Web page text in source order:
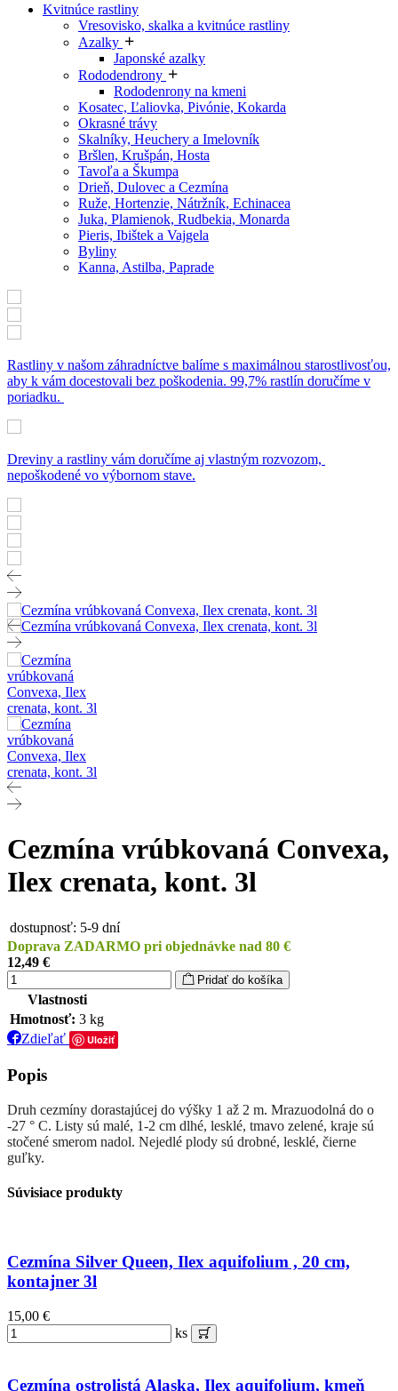
Kvitnúce rastliny
Vresovisko, skalka a kvitnúce rastliny
Azalky
Japonské azalky
Rododendrony
Rododenrony na kmeni
Kosatec, Ľaliovka, Pivónie, Kokarda
Okrasné trávy
Skalníky, Heuchery a Imelovník
Bršlen, Krušpán, Hosta
Tavoľa a Škumpa
Drieň, Dulovec a Cezmína
Ruže, Hortenzie, Nátržník, Echinacea
Juka, Plamienok, Rudbekia, Monarda
Pieris, Ibištek a Vajgela
Byliny
Kanna, Astilba, Paprade
Rastliny v našom záhradníctve balíme s maximálnou starostlivosťou,
aby k vám docestovali bez poškodenia. 99,7% rastlín doručíme v
poriadku.
Dreviny a rastliny vám doručíme aj vlastným rozvozom,
nepoškodené vo výbornom stave.
Cezmína vrúbkovaná Convexa,
Ilex crenata, kont. 3l
dostupnosť: 5-9 dní
Doprava ZADARMO pri objednávke nad 80 €
12,49 €
Pridať do košíka
Vlastnosti
Hmotnosť: 3 kg
Zdieľať
Uložiť
Popis
Druh cezmíny dorastajúcej do výšky 1 až 2 m. Mrazuodolná do o
-27 ° C. Listy sú malé, 1-2 cm dlhé, lesklé, tmavo zelené, kraje sú
stočené smerom nadol. Nejedlé plody sú drobné, lesklé, čierne
guľky.
Súvisiace produkty
Cezmína Silver Queen, Ilex aquifolium , 20 cm,
kontajner 3l
15,00 €
ks
Cezmína ostrolistá Alaska, Ilex aquifolium, kmeň